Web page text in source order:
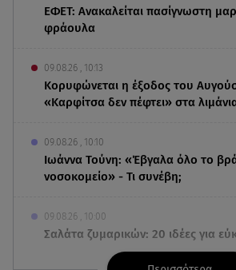
ΕΦΕΤ: Ανακαλείται πασίγνωστη
φράουλα
09.08.26 , 10:13
Κορυφώνεται η έξοδος του
«Καρφίτσα δεν πέφτει» στα
09.08.26 , 10:10
Ιωάννα Τούνη: «Έβγαλα όλο το
νοσοκομείο» - Τι συνέβη;
09.08.26 , 10:00
Σαλάτα ζυμαρικών: 20 ιδέες για
νόστιμες καλοκαιρινές συνταγές